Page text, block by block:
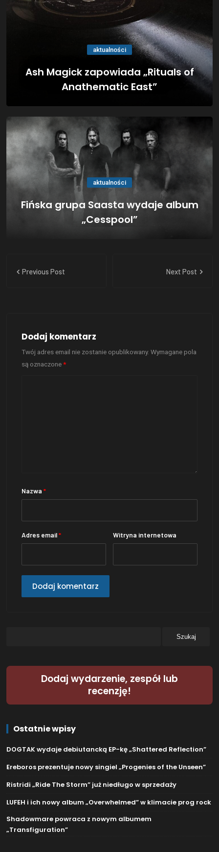
aktualności
Ash Magick zapowiada „Rituals of
Anathematic East”
aktualności
Fińska grupa Saasta wydaje album
„Cesspool”
Previous Post Next Post
Dodaj komentarz
Twój adres email nie zostanie opublikowany. Wymagane pola
są oznaczone*
Nazwa*
Adres email* Witryna internetowa
Dodaj wydarzenie, zespół lub
recenzję!
Ostatnie wpisy
DOGTAK wydaje debiutancką EP-kę „Shattered Reflection”
Ereboros prezentuje nowy singiel „Progenies of the Unseen”
Ristridi „Ride The Storm” już niedługo w sprzedaży
LUFEH i ich nowy album „Overwhelmed” w klimacie prog rock
Shadowmare powraca z nowym albumem
„Transfiguration”